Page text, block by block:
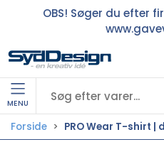
OBS! Søger du efter
MENU
Forside PRO Wear T-shirt |